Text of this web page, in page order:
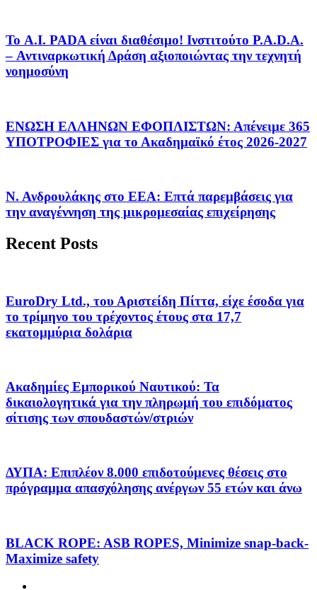
Το A.I. PADA είναι διαθέσιμο! Ινστιτούτο P.A.D.A.
– Αντιναρκωτική Δράση αξιοποιώντας την τεχνητή
νοημοσύνη
ΕΝΩΣΗ ΕΛΛΗΝΩΝ ΕΦΟΠΛΙΣΤΩΝ: Απένειμε 365
ΥΠΟΤΡΟΦΙΕΣ για το Ακαδημαϊκό έτος 2026-2027
Ν. Ανδρουλάκης στο ΕΕΑ: Επτά παρεμβάσεις για
την αναγέννηση της μικρομεσαίας επιχείρησης
Recent Posts
EuroDry Ltd., του Αριστείδη Πίττα, είχε έσοδα για
το τρίμηνο του τρέχοντος έτους στα 17,7
εκατομμύρια δολάρια
Ακαδημίες Εμπορικού Ναυτικού: Τα
δικαιολογητικά για την πληρωμή του επιδόματος
σίτισης των σπουδαστών/στριών
ΔΥΠΑ: Επιπλέον 8.000 επιδοτούμενες θέσεις στο
πρόγραμμα απασχόλησης ανέργων 55 ετών και άνω
BLACK ROPE: ASB ROPES, Minimize snap-back-
Maximize safety